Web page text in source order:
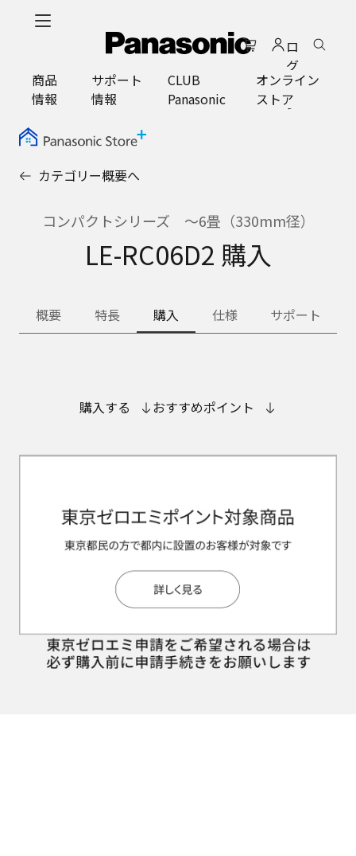
ロ
グ
イ
ン
商品
情報
サポート
情報
CLUB
Panasonic
オンライン
ストア
カテゴリー概要へ
コンパクトシリーズ ～6畳（330mm径）
LE-RC06D2 購入
概要 特長 購入 仕様 サポート
購入する おすすめポイント